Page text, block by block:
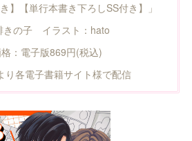
】【単行本書き下ろしSS付き】」
きの子 イラスト：hato
：電子版869円(税込)
り各電子書籍サイト様で配信